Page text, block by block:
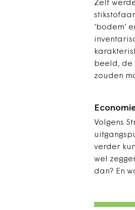
Zelf
‘bodem’
beeld, de
zouden
Volgens
verder
wel
dan? En